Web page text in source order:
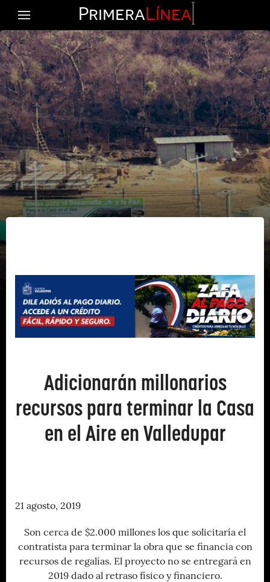
PrimeraLínea
Adicionarán millonarios
recursos para terminar la Casa
en el Aire en Valledupar
21 agosto, 2019
Son cerca de $2.000 millones los que solicitaría el
contratista para terminar la obra que se financia con
recursos de regalías. El proyecto no se entregará en
2019 dado al retraso físico y financiero.